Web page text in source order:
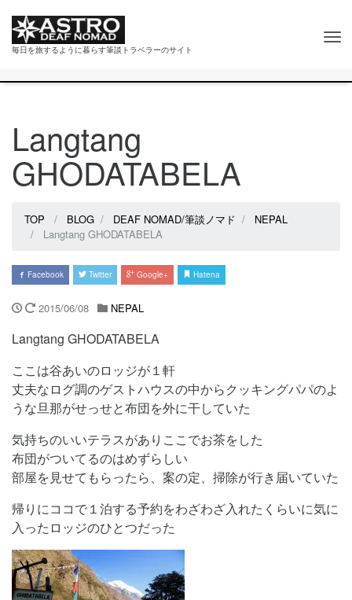
毎日を旅するように暮らす筆談トラベラーのサイト
Langtang
GHODATABELA
TOP BLOG DEAF NOMAD/筆談ノマド
NEPAL
Langtang GHODATABELA
Facebook Twitter Google+ Hatena
2015/06/08 NEPAL
Langtang GHODATABELA
ここは谷あいのロッジが１軒
丈夫なログ調のゲストハウスの中からクッキングパパのよ
うな旦那がせっせと布団を外に干していた
気持ちのいいテラスがありここでお茶をした
布団がついてるのはめずらしい
部屋を見せてもらったら、案の定、掃除が行き届いていた
帰りにココで１泊する予約をわざわざ入れたくらいに気に
入ったロッジのひとつだった